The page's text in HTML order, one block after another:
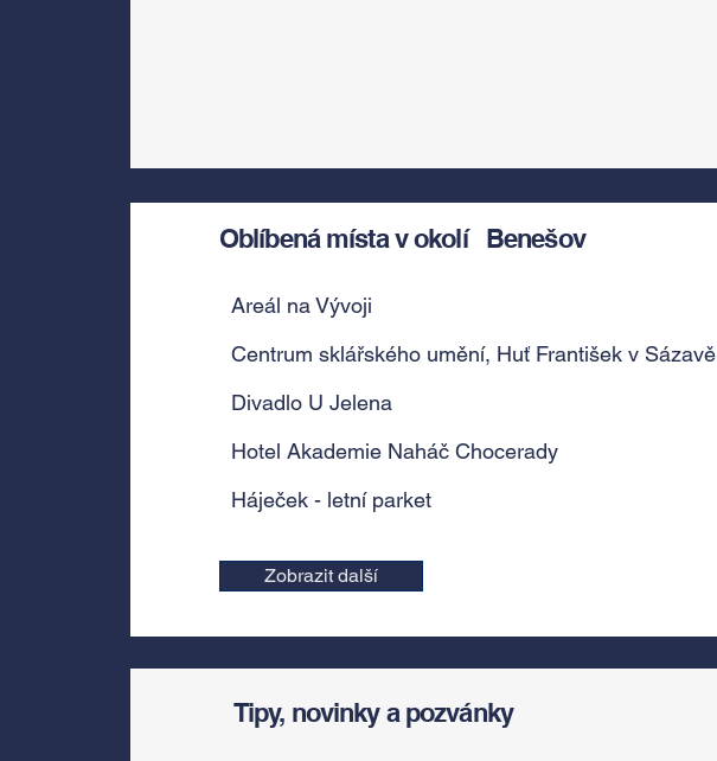
Oblíbená místa v okolí Benešov
Areál na Vývoji
Centrum sklářského umění, Huť František v Sázavě
Divadlo U Jelena
Hotel Akademie Naháč Chocerady
Háječek - letní parket
Zobrazit další
Tipy, novinky a pozvánky